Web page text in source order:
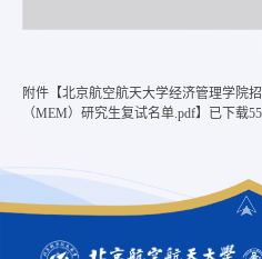
附件【北京航空航天大学经济管理学院
（MEM）研究生复试名单.pdf】已下载